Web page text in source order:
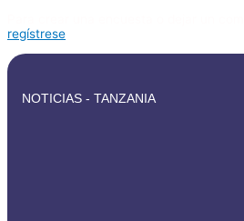
regístrese
NOTICIAS - TANZANIA